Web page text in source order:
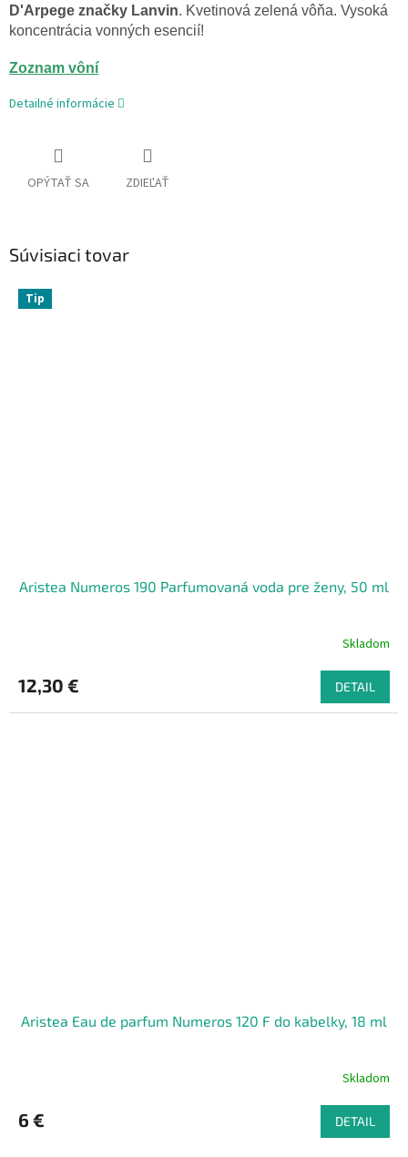
D'Arpege značky Lanvin. Kvetinová zelená vôňa. Vysoká
koncentrácia vonných esencií!
Zoznam vôní
Detailné informácie
OPÝTAŤ SA ZDIEĽAŤ
Súvisiaci tovar
Tip
Aristea Numeros 190 Parfumovaná voda pre ženy, 50 ml
Skladom
12,30 € DETAIL
Aristea Eau de parfum Numeros 120 F do kabelky, 18 ml
Skladom
6 € DETAIL